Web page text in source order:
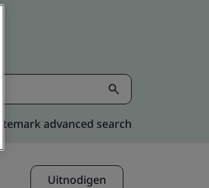
Kitemark advanced search
Uitnodigen